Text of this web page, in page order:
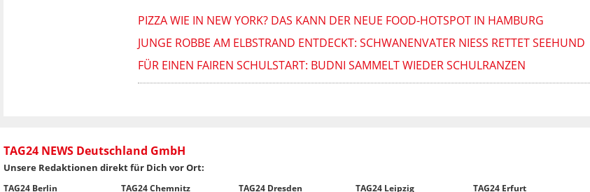
PIZZA WIE IN NEW YORK? DAS KANN DER NEUE FOOD-HOTSPOT IN HAMBURG
JUNGE ROBBE AM ELBSTRAND ENTDECKT: SCHWANENVATER NIESS RETTET SEEHUND
FÜR EINEN FAIREN SCHULSTART: BUDNI SAMMELT WIEDER SCHULRANZEN
TAG24 NEWS Deutschland GmbH
Unsere Redaktionen direkt für Dich vor Ort:
TAG24 Berlin TAG24 Chemnitz TAG24 Dresden TAG24 Leipzig TAG24 Erfurt